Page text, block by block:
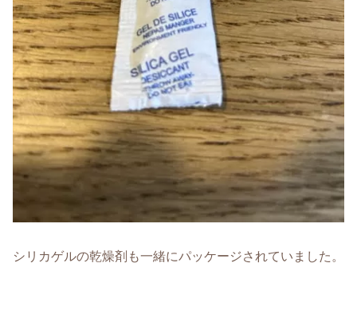
シリカゲルの乾燥剤も一緒にパッケージされていました。